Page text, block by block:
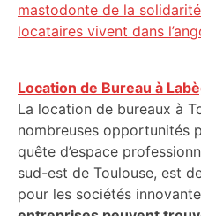
mastodonte de la
locataires vivent dans
Location de Bureau à
La location de bureaux à
nombreuses opportunités
quête d’espace
sud-est de Toulouse, est
pour les sociétés